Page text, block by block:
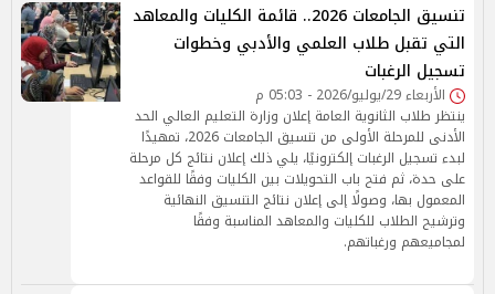
تنسيق الجامعات 2026.. قائمة الكليات والمعاهد
التي تقبل طلاب العلمي والأدبي وخطوات
تسجيل الرغبات
الأربعاء 29/يوليو/2026 - 05:03 م
ينتظر طلاب الثانوية العامة إعلان وزارة التعليم العالي الحد
الأدنى للمرحلة الأولى من تنسيق الجامعات 2026، تمهيدًا
لبدء تسجيل الرغبات إلكترونيًا، يلي ذلك إعلان نتائج كل مرحلة
على حدة، ثم فتح باب التحويلات بين الكليات وفقًا للقواعد
المعمول بها، وصولًا إلى إعلان نتائج التنسيق النهائية
وترشيح الطلاب للكليات والمعاهد المناسبة وفقًا
لمجاميعهم ورغباتهم.